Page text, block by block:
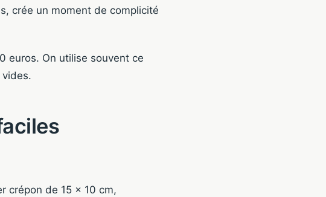
crée un moment de complicité
euros. On utilise souvent ce
vides.
crépon de 15 x 10 cm,